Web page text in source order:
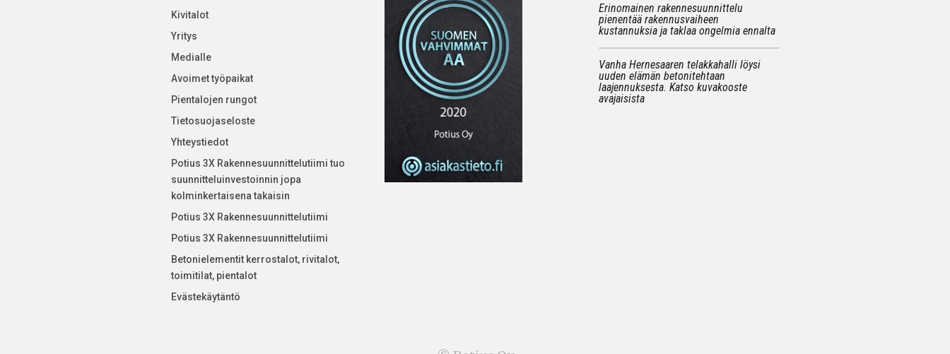
Kivitalot
Yritys
Medialle
Avoimet työpaikat
Pientalojen rungot
Tietosuojaseloste
Yhteystiedot
Potius 3X Rakennesuunnittelutiimi tuo
suunnitteluinvestoinnin jopa
kolminkertaisena takaisin
Potius 3X Rakennesuunnittelutiimi
Potius 3X Rakennesuunnittelutiimi
Betonielementit kerrostalot, rivitalot,
toimitilat, pientalot
Evästekäytäntö
Erinomainen rakennesuunnittelu
pienentää rakennusvaiheen
kustannuksia ja taklaa ongelmia ennalta
Vanha Hernesaaren telakkahalli löysi
uuden elämän betonitehtaan
laajennuksesta. Katso kuvakooste
avajaisista